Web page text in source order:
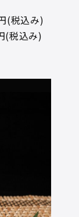
(税込み)
(税込み)